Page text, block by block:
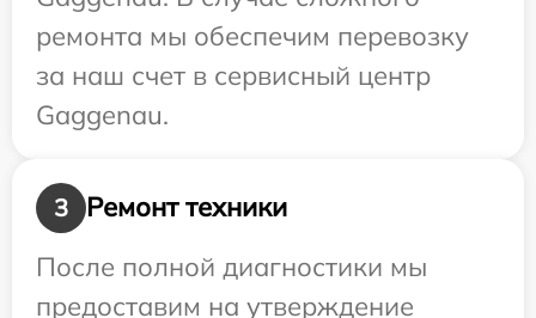
ремонта мы обеспечим перевозку
за наш счет в сервисный центр
Gaggenau.
3
Ремонт техники
После полной диагностики мы
предоставим на утверждение